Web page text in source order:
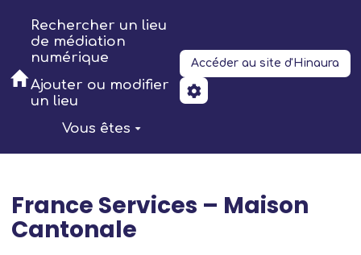
Aller au contenu principal
Rechercher un lieu
de médiation
numérique
Ajouter ou modifier
un lieu
Vous êtes
Accéder au site d'Hinaura
France Services – Maison
Cantonale